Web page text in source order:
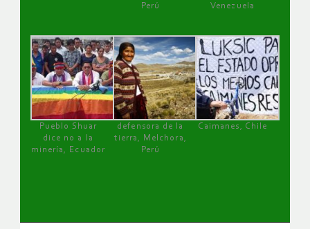
Perú
Venezuela
Pueblo Shuar
dice no a la
minería, Ecuador
defensora de la
tierra, Melchora,
Perú
Caimanes, Chile